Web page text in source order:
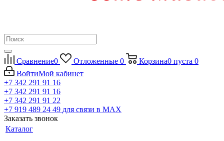
Сравнение0 Отложенные 0 Корзина0 пуста 0
ВойтиМой кабинет
+7 342 291 91 16
+7 342 291 91 16
+7 342 291 91 22
+7 919 489 24 49 для связи в МАХ
Заказать звонок
Каталог